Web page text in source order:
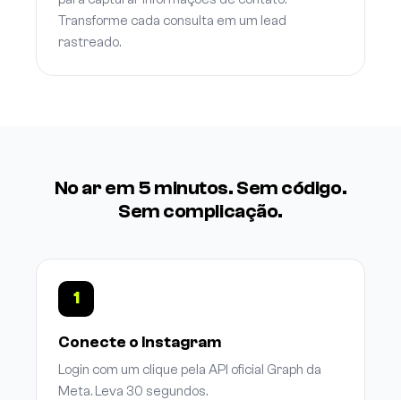
Transforme cada consulta em um lead
rastreado.
No ar em 5 minutos. Sem código.
Sem complicação.
1
Conecte o Instagram
Login com um clique pela API oficial Graph da
Meta. Leva 30 segundos.